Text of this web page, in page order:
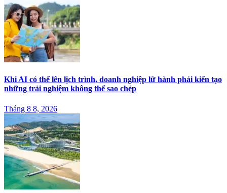
Khi AI có thể lên lịch trình, doanh nghiệp lữ hành phải kiến tạo
những trải nghiệm không thể sao chép
Tháng 8 8, 2026